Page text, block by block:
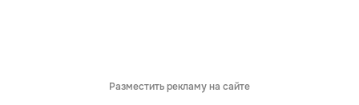
Разместить рекламу на сайте